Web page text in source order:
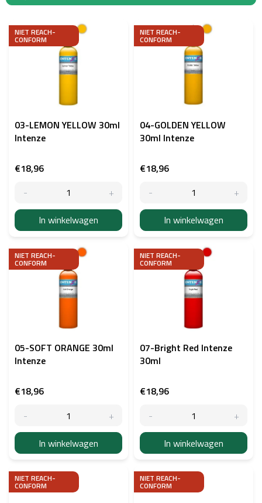
L
NIET REACH-
CONFORM
03-LEMON YELLOW 30ml
Intenze
€18,96
In winkelwagen
NIET REACH-
CONFORM
04-GOLDEN YELLOW
30ml Intenze
€18,96
In winkelwagen
NIET REACH-
CONFORM
05-SOFT ORANGE 30ml
Intenze
€18,96
In winkelwagen
NIET REACH-
CONFORM
07-Bright Red Intenze
30ml
€18,96
In winkelwagen
NIET REACH-
CONFORM
NIET REACH-
CONFORM